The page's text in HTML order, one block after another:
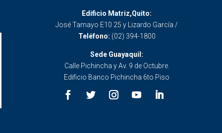
Edificio Matriz,Quito:
José Tamayo E10 25 y Lizardo García /
Teléfono: (02) 394-1800
Sede Guayaquil:
Calle Pichincha y Av. 9 de Octubre.
Edificio Banco Pichincha 6to Piso